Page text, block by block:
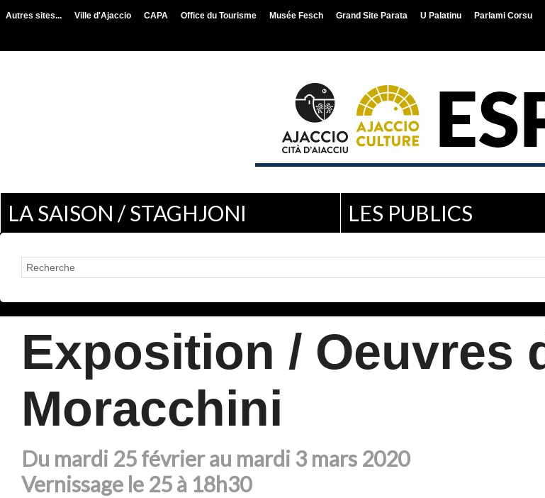
Autres sites... Ville d'Ajaccio CAPA Office du Tourisme Musée Fesch Grand Site Parata U Palatinu Parlami Corsu
LA SAISON / STAGHJONI LES PUBLICS
Exposition / Oeuvres
Moracchini
Du mardi 25 février au mardi 3 mars 2020
Vernissage le 25 à 18h30